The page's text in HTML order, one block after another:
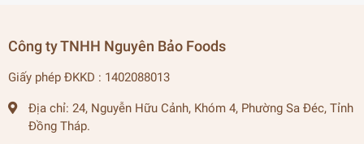
Công ty TNHH Nguyên Bảo Foods
Giấy phép ĐKKD : 1402088013
Địa chỉ: 24, Nguyễn Hữu Cảnh, Khóm 4, Phường Sa Đéc, Tỉnh
Đồng Tháp.